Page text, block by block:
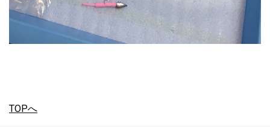
TOPへ